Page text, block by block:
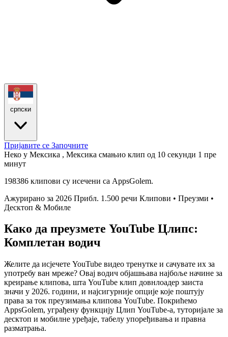
српски
Пријавите се Започните
Неко у Мексика , Мексика смањио клип од 10 секунди 1 пре
минут
198386 клипови су исечени са AppsGolem.
Ажурирано за 2026 Прибл. 1.500 речи Клипови • Преузми •
Десктоп & Мобиле
Како да преузмете YouTube Цлипс:
Комплетан водич
Желите да исјечете YouTube видео тренутке и сачувате их за
употребу ван мреже? Овај водич објашњава најбоље начине за
креирање клипова, шта YouTube клип довнлоадер заиста
значи у 2026. години, и најсигурније опције које поштују
права за ток преузимања клипова YouTube. Покрићемо
AppsGolem, уграђену функцију Цлип YouTube-а, туторијале за
десктоп и мобилне уређаје, табелу упоређивања и правна
разматрања.